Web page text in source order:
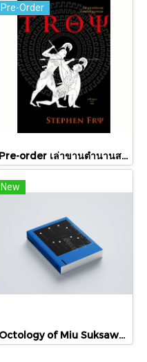
Pre-Order
Pre-order เล่าขานตำนานสงครามกรุงทรอย Troy / Stephen Fry / อรสิริ พลเดช / สารคดี
New
Octology of Miu Suksawat / ภู่มณี ศิริพรไพบูลย์ / สำนักพิมพ์ตำหนัก